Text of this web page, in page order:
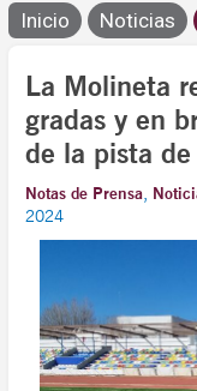
Inicio Noticias
La Molineta
gradas y en
de la pista
Notas de Prensa,
2024